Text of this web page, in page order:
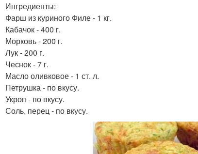
Ингредиенты:
Фарш из куриного Филе - 1 кг.
Кабачок - 400 г.
Морковь - 200 г.
Лук - 200 г.
Чеснок - 7 г.
Масло оливковое - 1 ст. л.
Петрушка - по вкусу.
Укроп - по вкусу.
Соль, перец - по вкусу.